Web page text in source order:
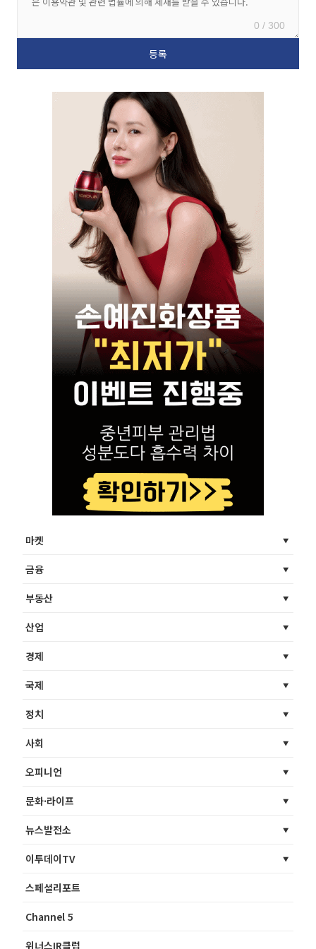
0 / 300
마켓
금융
부동산
산업
경제
국제
정치
사회
오피니언
문화·라이프
뉴스발전소
이투데이TV
스페셜리포트
Channel 5
위너스IR클럽